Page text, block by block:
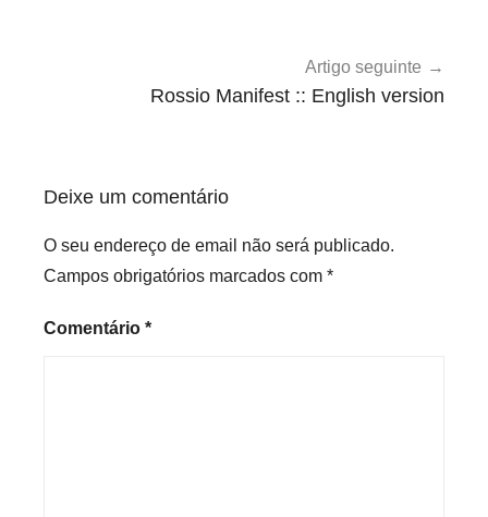
e
Artigo seguinte
Rossio Manifest :: English version
Deixe um comentário
O seu endereço de email não será publicado.
Campos obrigatórios marcados com *
Comentário *